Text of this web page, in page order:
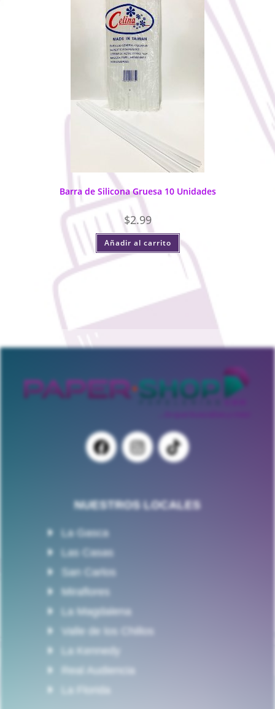
Barra de Silicona Gruesa 10 Unidades
$2.99
Añadir al carrito
NUESTROS LOCALES
La Gasca
Las Casas
San Carlos
Miraflores
La Magdalena
Valle de los Chillos
La Kennedy
Real Audiencia
La Florida